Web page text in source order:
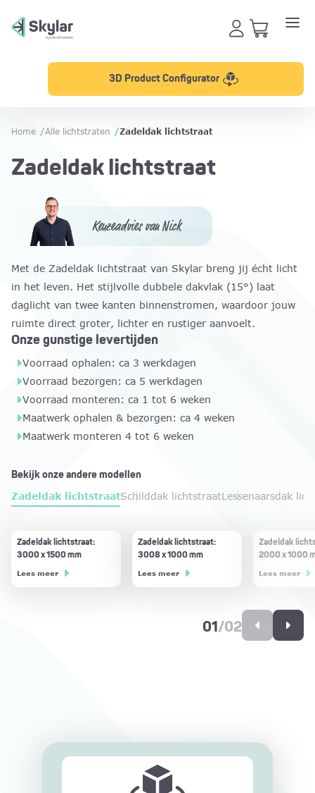
3D Product Configurator
Home /Alle lichtstraten /Zadeldak lichtstraat
Zadeldak lichtstraat
Keuzeadvies van Nick
Met de Zadeldak lichtstraat van Skylar breng jij écht licht
in het leven. Het stijlvolle dubbele dakvlak (15°) laat
daglicht van twee kanten binnenstromen, waardoor jouw
ruimte direct groter, lichter en rustiger aanvoelt.
Onze gunstige levertijden
Voorraad ophalen: ca 3 werkdagen
Voorraad bezorgen: ca 5 werkdagen
Voorraad monteren: ca 1 tot 6 weken
Maatwerk ophalen & bezorgen: ca 4 weken
Maatwerk monteren 4 tot 6 weken
Bekijk onze andere modellen
Zadeldak lichtstraatSchilddak lichtstraatLessenaarsdak
Zadeldak lichtstraat:
3000 x 1500 mm
Lees meer
Zadeldak lichtstraat:
3008 x 1000 mm
Lees meer
Zadeldak
2000 x 1000
Lees meer
01/02
Schilddak lichtstraat
3500 x 1500 mm
Lees meer
Schilddak lichtstraat
2500 x 1500 mm
Lees meer
Schilddak
3016 x 1000
Lees meer
Lessenaarsdak lichtstraat
3216 x 1000 mm
Lees meer
Lessenaarsdak lichtstraat
2408 x 1000 mm
Lees meer
1600 x 1000
Lees meer
Platdakraam lichtstraat
1800 x 1000 mm
Lees meer
Platdakraam lichtstraat
792 x 1000 mm
Lees meer
Piramide lichtstraat 1500
x 1500 mm
Lees meer
Piramide lichtstraat 1000
x 1000 mm
Lees meer